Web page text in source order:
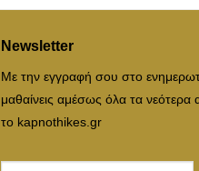
Newsletter
Με την εγγραφή σου στο
μαθαίνεις αμέσως όλα τα νεότερα
το kapnothikes.gr